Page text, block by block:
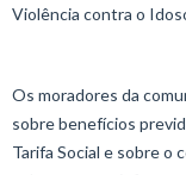
Violência contra o
Os moradores da
sobre benefícios
Tarifa Social e sobre o